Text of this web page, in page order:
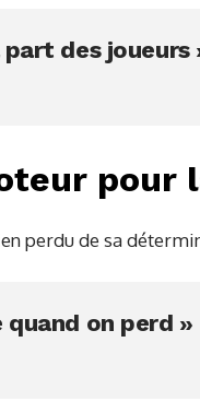
des joueurs
pour
perdu de sa
on perd »